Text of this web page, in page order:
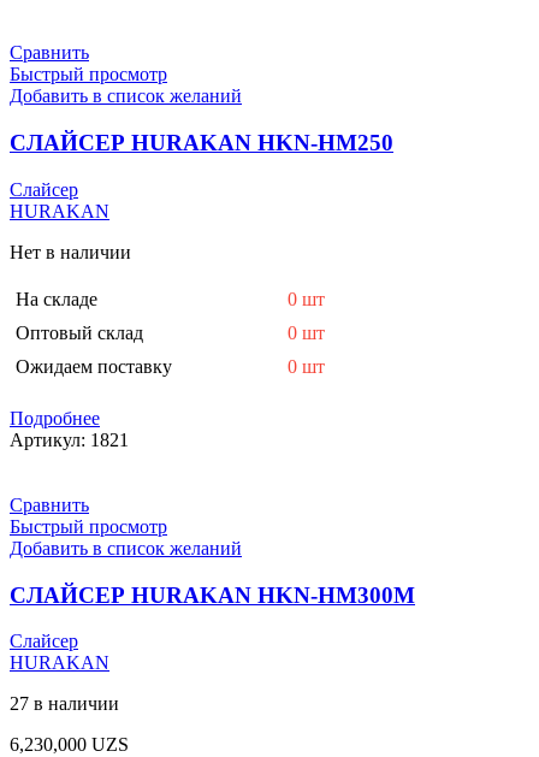
Сравнить
Быстрый просмотр
Добавить в список желаний
СЛАЙСЕР HURAKAN HKN-HM250
Слайсер
HURAKAN
Нет в наличии
На складе
0 шт
Оптовый склад
0 шт
Ожидаем поставку
0 шт
Подробнее
Артикул: 1821
Сравнить
Быстрый просмотр
Добавить в список желаний
СЛАЙСЕР HURAKAN HKN-HM300M
Слайсер
HURAKAN
27 в наличии
6,230,000 UZS